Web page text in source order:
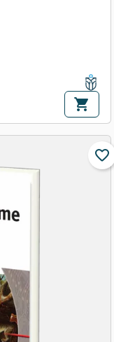
shopping_cart
favorite_border